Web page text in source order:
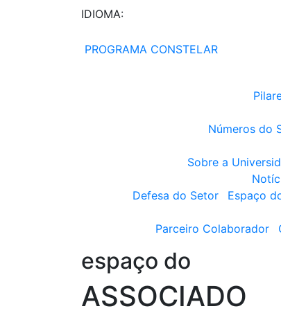
IDIOMA:
PROGRAMA CONSTELAR
Números do
Sobre a
Defesa do Setor
Espaço
Parceiro Colaborador
espaço do
ASSOCIADO